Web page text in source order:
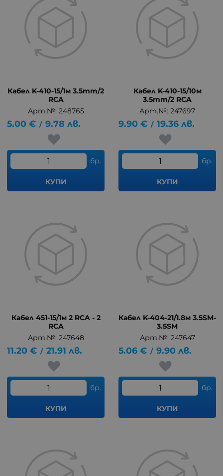
Кабел K-410-15/1м 3.5mm/2
RCA
Арт.№: 248765
5.00 € / 9.78 лв.
бр.
КУПИ
Кабел K-410-15/10м
3.5mm/2 RCA
Арт.№: 247697
9.90 € / 19.36 лв.
бр.
КУПИ
Кабел 451-15/1м 2 RCA - 2
RCA
Арт.№: 247648
11.20 € / 21.91 лв.
бр.
КУПИ
Кабел K-404-21/1.8м 3.5SM-
3.5SM
Арт.№: 247647
5.06 € / 9.90 лв.
бр.
КУПИ